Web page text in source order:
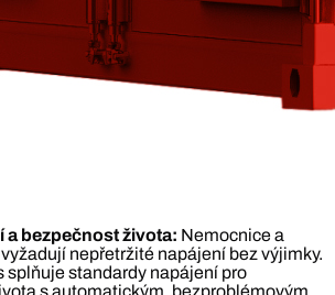
a bezpečnost života: Nemocnice a
nepřetržité napájení bez výjimky.
splňuje standardy napájení pro
s automatickým, bezproblémovým